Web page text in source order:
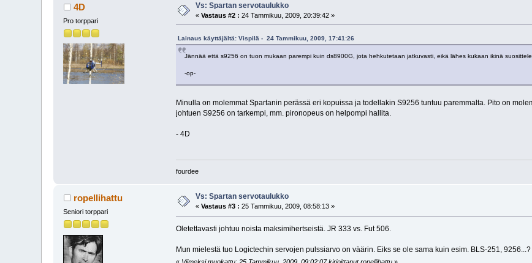
4D
Pro torppari
Vs: Spartan servotaulukko
«Vastaus #2 : 24 Tammikuu, 2009, 20:39:42 »
Lainaus käyttäjältä: Vispilä - 24 Tammikuu, 2009, 17:41:26
Jännää että s9256 on tuon mukaan parempi kuin ds8900G, jota hehkutetaan jatkuvasti, eikä lähes kukaan ikinä
-op-
Minulla on molemmat Spartanin perässä eri kopuissa ja todellakin S9256 tuntuu paremmalta. Pito on
johtuen S9256 on tarkempi, mm. pironopeus on helpompi hallita.
- 4D
fourdee
ropellihattu
Seniori torppari
Vs: Spartan servotaulukko
«Vastaus #3 : 25 Tammikuu, 2009, 08:58:13 »
Oletettavasti johtuu noista maksimihertseistä. JR 333 vs. Fut 506.
Mun mielestä tuo Logictechin servojen pulssiarvo on väärin. Eiks se ole sama kuin esim. BLS-251, 9256...?